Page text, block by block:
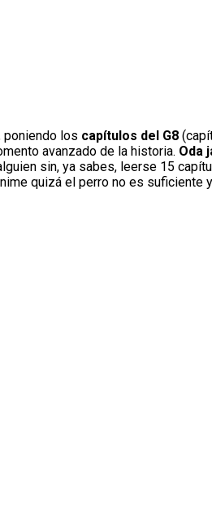
poniendo los capítulos del G8
avanzado de la historia. Oda
sin, ya sabes, leerse 15
quizá el perro no es suficiente